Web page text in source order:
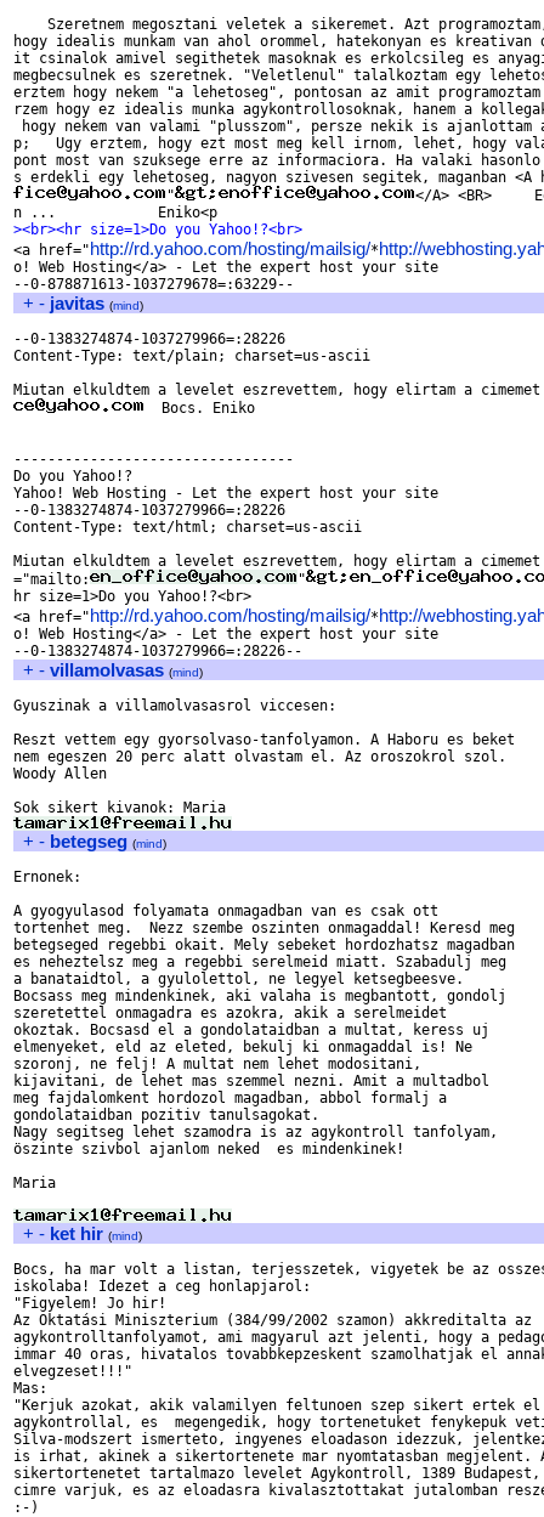
Szeretnem megosztani veletek a sikeremet. Azt
hogy idealis munkam van ahol orommel, hatekonyan es kreativan
it csinalok amivel segithetek masoknak es erkolcsileg es
megbecsulnek es szeretnek. "Veletlenul" talalkoztam egy
erztem hogy nekem "a lehetoseg", pontosan az amit
rzem hogy ez idealis munka agykontrollosoknak, hanem a
hogy nekem van valami "plusszom", persze nekik is ajanlottam
p;   Ugy erztem, hogy ezt most meg kell irnom, lehet, hogy
pont most van szuksege erre az informaciora. Ha valaki
"
</A> <BR>
><br><hr size=1>Do you Yahoo!?<br>
<a href="http://rd.yahoo.com/hosting/mailsig/*http://
o! Web Hosting</a> - Let the expert host your site
+ - javitas (mind)
--0-1383274874-1037279966=:28226
Content-Type: text/plain; charset=us-ascii
  Bocs. Eniko
---------------------------------
Do you Yahoo!?
Yahoo! Web Hosting - Let the expert host your site
--0-1383274874-1037279966=:28226
Content-Type: text/html; charset=us-ascii
Miutan elkuldtem a levelet eszrevettem, hogy elirtam a
="mailto:
"
hr size=1>Do you Yahoo!?<br>
<a href="http://rd.yahoo.com/hosting/mailsig/*http://
o! Web Hosting</a> - Let the expert host your site
+ - villamolvasas (mind)
Gyuszinak a villamolvasasrol viccesen:
Reszt vettem egy gyorsolvaso-tanfolyamon. A Haboru es beket
nem egeszen 20 perc alatt olvastam el. Az oroszokrol szol.
Woody Allen
+ - betegseg (mind)
Ernonek:
A gyogyulasod folyamata onmagadban van es csak ott
tortenhet meg.  Nezz szembe oszinten onmagaddal! Keresd meg
betegseged regebbi okait. Mely sebeket hordozhatsz magadban
es neheztelsz meg a regebbi serelmeid miatt. Szabadulj meg
a banataidtol, a gyulolettol, ne legyel ketsegbeesve.
Bocsass meg mindenkinek, aki valaha is megbantott, gondolj
szeretettel onmagadra es azokra, akik a serelmeidet
okoztak. Bocsasd el a gondolataidban a multat, keress uj
elmenyeket, eld az eleted, bekulj ki onmagaddal is! Ne
szoronj, ne felj! A multat nem lehet modositani,
kijavitani, de lehet mas szemmel nezni. Amit a multadbol
meg fajdalomkent hordozol magadban, abbol formalj a
gondolataidban pozitiv tanulsagokat.
Nagy segitseg lehet szamodra is az agykontroll tanfolyam,
öszinte szivbol ajanlom neked  es mindenkinek!
Maria
+ - ket hir (mind)
Bocs, ha mar volt a listan, terjesszetek, vigyetek be az
iskolaba! Idezet a ceg honlapjarol:
"Figyelem! Jo hir!
Az Oktatási Miniszterium (384/99/2002 szamon) akkreditalta az
agykontrolltanfolyamot, ami magyarul azt jelenti, hogy a
immar 40 oras, hivatalos tovabbkepzeskent szamolhatjak el
elvegzeset!!!"
Mas:
"Kerjuk azokat, akik valamilyen feltunoen szep sikert ertek
agykontrollal, es  megengedik, hogy tortenetuket fenykepuk
Silva-modszert ismerteto, ingyenes eloadason idezzuk,
is irhat, akinek a sikertortenete mar nyomtatasban megjelent.
sikertortenetet tartalmazo levelet Agykontroll, 1389
cimre varjuk, es az eloadasra kivalasztottakat jutalomban
:-)